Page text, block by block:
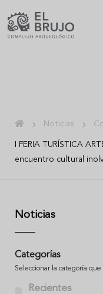
Noticias
I FERIA TURÍSTICA
encuentro cultural
Noticias
Categorías
Seleccionar la categoría que
Recientes